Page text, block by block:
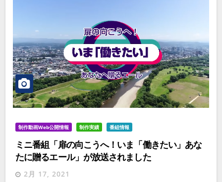
制作動画Web公開情報 制作実績 番組情報
ミニ番組「扉の向こうへ！いま「働きたい」あな
たに贈るエール」が放送されました
2月 17, 2021